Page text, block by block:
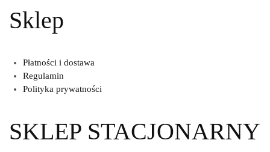
Sklep
Płatności i dostawa
Regulamin
Polityka prywatności
SKLEP STACJONARNY